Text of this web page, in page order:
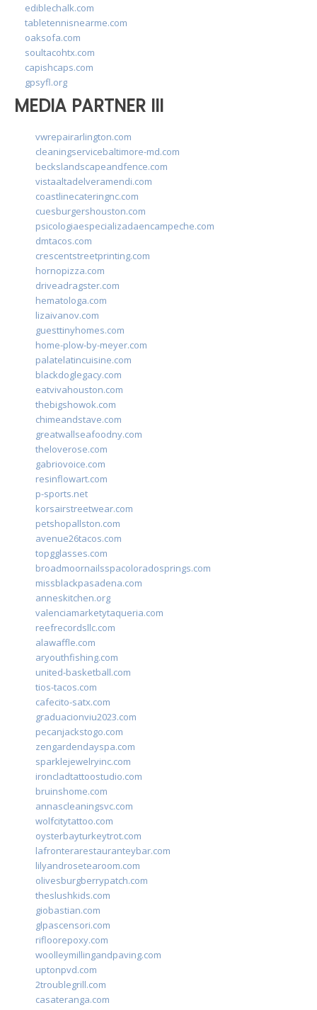
ediblechalk.com
tabletennisnearme.com
oaksofa.com
soultacohtx.com
capishcaps.com
gpsyfl.org
MEDIA PARTNER III
vwrepairarlington.com
cleaningservicebaltimore-md.com
beckslandscapeandfence.com
vistaaltadelveramendi.com
coastlinecateringnc.com
cuesburgershouston.com
psicologiaespecializadaencampeche.com
dmtacos.com
crescentstreetprinting.com
hornopizza.com
driveadragster.com
hematologa.com
lizaivanov.com
guesttinyhomes.com
home-plow-by-meyer.com
palatelatincuisine.com
blackdoglegacy.com
eatvivahouston.com
thebigshowok.com
chimeandstave.com
greatwallseafoodny.com
theloverose.com
gabriovoice.com
resinflowart.com
p-sports.net
korsairstreetwear.com
petshopallston.com
avenue26tacos.com
topgglasses.com
broadmoornailsspacoloradosprings.com
missblackpasadena.com
anneskitchen.org
valenciamarketytaqueria.com
reefrecordsllc.com
alawaffle.com
aryouthfishing.com
united-basketball.com
tios-tacos.com
cafecito-satx.com
graduacionviu2023.com
pecanjackstogo.com
zengardendayspa.com
sparklejewelryinc.com
ironcladtattoostudio.com
bruinshome.com
annascleaningsvc.com
wolfcitytattoo.com
oysterbayturkeytrot.com
lafronterarestauranteybar.com
lilyandrosetearoom.com
olivesburgberrypatch.com
theslushkids.com
giobastian.com
glpascensori.com
rifloorepoxy.com
woolleymillingandpaving.com
uptonpvd.com
2troublegrill.com
casateranga.com